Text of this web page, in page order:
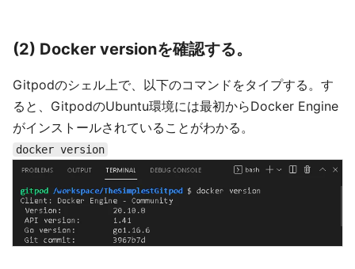
(2) Docker versionを確認する。
Gitpodのシェル上で、以下のコマンドをタイプする。す
ると、GitpodのUbuntu環境には最初からDocker Engine
がインストールされていることがわかる。
docker version